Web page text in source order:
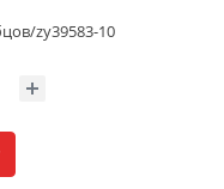
zy39583-10